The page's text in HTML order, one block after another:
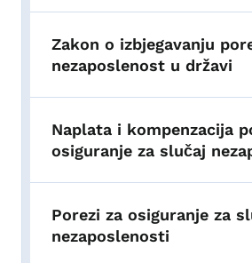
Zakon o izbjegavanju
nezaposlenost u državi
Naplata i kompenzacija
osiguranje za slučaj
Porezi za osiguranje za
nezaposlenosti